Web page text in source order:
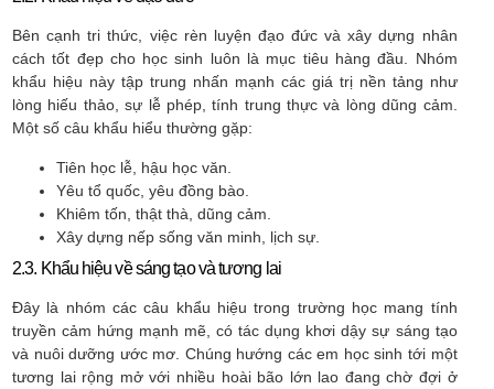
Bên cạnh tri thức, việc rèn luyện đạo đức và xây dựng nhân
cách tốt đẹp cho học sinh luôn là mục tiêu hàng đầu. Nhóm
khẩu hiệu này tập trung nhấn mạnh các giá trị nền tảng như
lòng hiếu thảo, sự lễ phép, tính trung thực và lòng dũng cảm.
Một số câu khẩu hiểu thường gặp:
Tiên học lễ, hậu học văn.
Yêu tổ quốc, yêu đồng bào.
Khiêm tốn, thật thà, dũng cảm.
Xây dựng nếp sống văn minh, lịch sự.
2.3. Khẩu hiệu về sáng tạo và tương lai
Đây là nhóm các câu khẩu hiệu trong trường học mang tính
truyền cảm hứng mạnh mẽ, có tác dụng khơi dậy sự sáng tạo
và nuôi dưỡng ước mơ. Chúng hướng các em học sinh tới một
tương lai rộng mở với nhiều hoài bão lớn lao đang chờ đợi ở